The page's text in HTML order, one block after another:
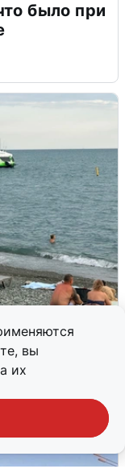
вы
их
было при